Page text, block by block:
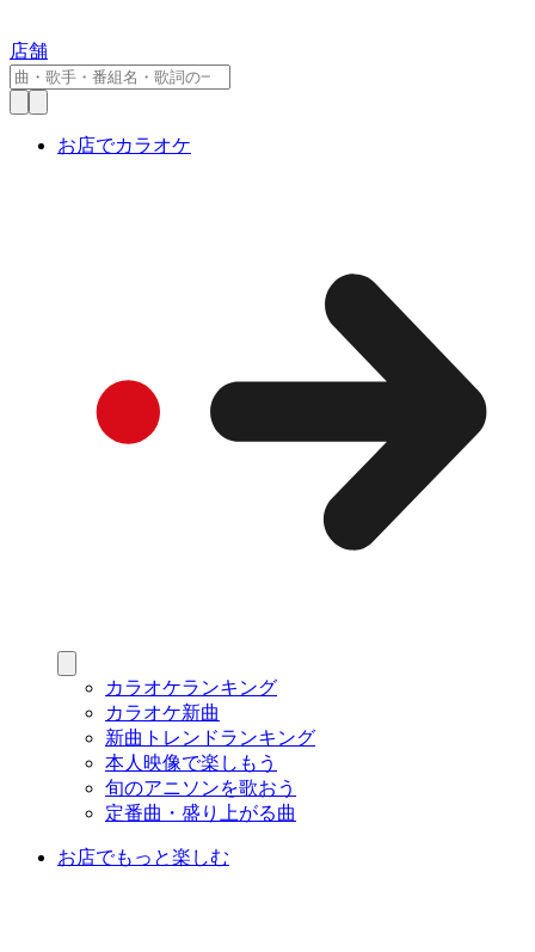
店舗
お店でカラオケ
カラオケランキング
カラオケ新曲
新曲トレンドランキング
本人映像で楽しもう
旬のアニソンを歌おう
定番曲・盛り上がる曲
お店でもっと楽しむ